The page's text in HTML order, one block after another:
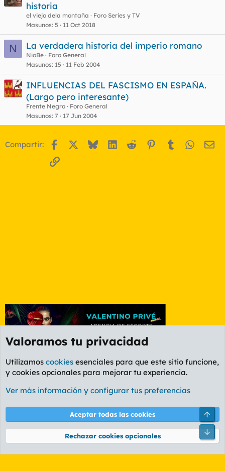
historia
el viejo dela montaña
Foro Series y TV
Masunos 5 11 Oct 2018
N La verdadera historia del imperio romano
NioBe
Foro General
Masunos 15 11 Feb 2004
INFLUENCIAS DEL FASCISMO EN ESPAÑA.
(Largo pero interesante)
Frente Negro
Foro General
Masunos 7 17 Jun 2004
Compartir: Facebook BlueskyLinkedIn
Reddit Pinterest
Tumblr
Enlace
Foro Informática y Videojuegos
Cookies
PL OLDSTYLE AMARILLO
Términos y reglas Política de privacidad Ayuda
Community platform by XenForo® © 2010-2026 XenForo Ltd.
Valoramos tu privacidad
Utilizamos cookies esenciales para que este sitio funcione,
y cookies opcionales para mejorar tu experiencia.
Ver más información y configurar tus preferencias
Aceptar todas las cookies
Rechazar cookies opcionales
Pie